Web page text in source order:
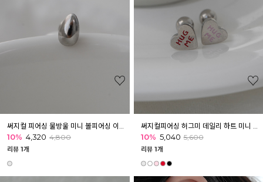
써지컬 피어싱 물방울 미니 볼피어싱 이너컨츠 아웃컨츠 귓바퀴
10% 4,320 4,800
리뷰 1개
써지컬피어싱 허그미 데일리 하트 미니 피어싱 귓볼 아웃컨츠
10% 5,040 5,600
리뷰 1개